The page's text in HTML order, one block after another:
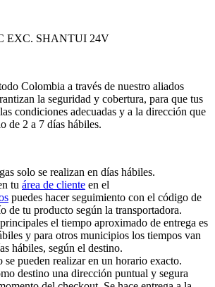
EXC. SHANTUI 24V
Colombia a través de nuestro aliados
la seguridad y cobertura, para que tus
condiciones adecuadas y a la dirección que
de 2 a 7 días hábiles.
solo se realizan en días hábiles.
tu área de cliente en el
puedes hacer seguimiento con el código de
de tu producto según la transportadora.
el tiempo aproximado de entrega es
y para otros municipios los tiempos van
hábiles, según el destino.
se pueden realizar en un horario exacto.
destino una dirección puntual y segura